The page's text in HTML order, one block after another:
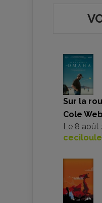
Sur la
Cole
Le 8 août
ceciloule